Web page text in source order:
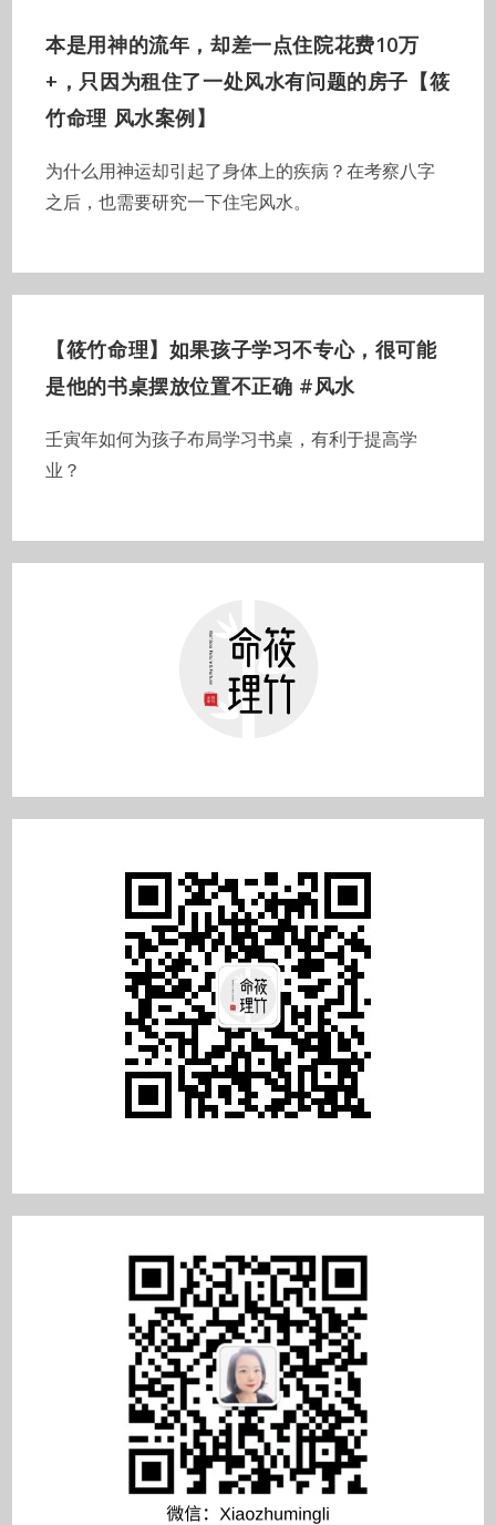
本是用神的流年，却差一点住院花费10万
+，只因为租住了一处风水有问题的房子【筱
竹命理 风水案例】
为什么用神运却引起了身体上的疾病？在考察八字
之后，也需要研究一下住宅风水。
【筱竹命理】如果孩子学习不专心，很可能
是他的书桌摆放位置不正确 #风水
壬寅年如何为孩子布局学习书桌，有利于提高学
业？